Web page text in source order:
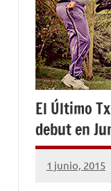
El Último
debut en
1 junio, 2015
No